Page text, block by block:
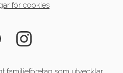
för cookies